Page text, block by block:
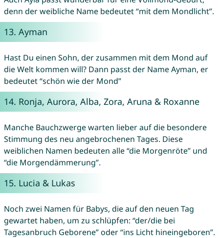
denn der weibliche Name bedeutet “mit dem Mondlicht”.
13. Ayman
Hast Du einen Sohn, der zusammen mit dem Mond auf
die Welt kommen will? Dann passt der Name Ayman, er
bedeutet “schön wie der Mond”
14. Ronja, Aurora, Alba, Zora, Aruna & Roxanne
Manche Bauchzwerge warten lieber auf die besondere
Stimmung des neu angebrochenen Tages. Diese
weiblichen Namen bedeuten alle “die Morgenröte” und
“die Morgendämmerung”.
15. Lucia & Lukas
Noch zwei Namen für Babys, die auf den neuen Tag
gewartet haben, um zu schlüpfen: “der/die bei
Tagesanbruch Geborene” oder “ins Licht hineingeboren”.